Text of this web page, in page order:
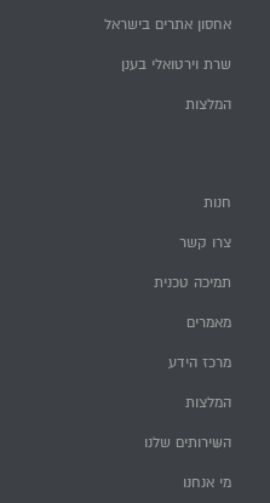
אחסון אתרים בישראל
שרת וירטואלי בענן
המלצות
חנות
צרו קשר
תמיכה טכנית
מאמרים
מרכז הידע
המלצות
השירותים שלנו
מי אנחנו